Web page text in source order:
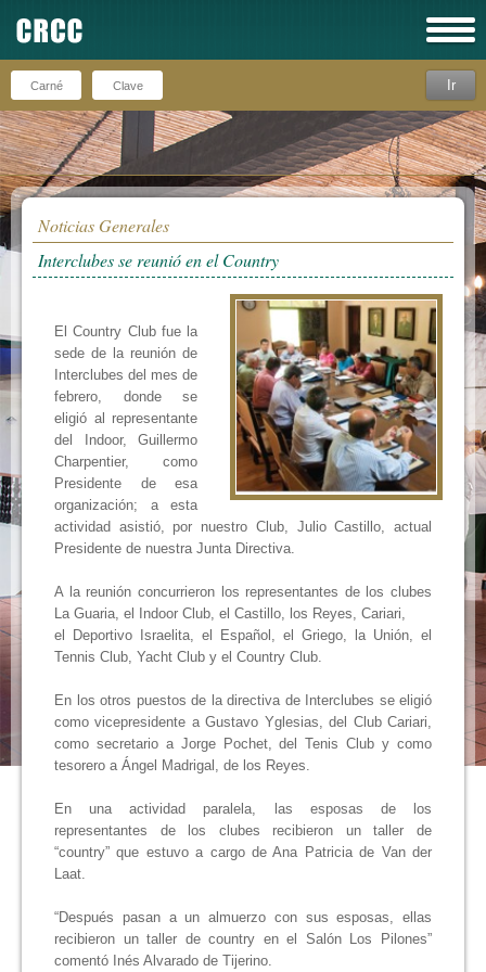
Recuérdeme
Ir
Noticias Generales
Interclubes se reunió en el Country
El Country Club fue la
sede de la reunión de
Interclubes del mes de
febrero, donde se
eligió al representante
del Indoor, Guillermo
Charpentier, como
Presidente de esa
organización; a esta
actividad asistió, por nuestro Club, Julio Castillo, actual
Presidente de nuestra Junta Directiva.
A la reunión concurrieron los representantes de los clubes
La Guaria, el Indoor Club, el Castillo, los Reyes, Cariari,
el Deportivo Israelita, el Español, el Griego, la Unión, el
Tennis Club, Yacht Club y el Country Club.
En los otros puestos de la directiva de Interclubes se eligió
como vicepresidente a Gustavo Yglesias, del Club Cariari,
como secretario a Jorge Pochet, del Tenis Club y como
tesorero a Ángel Madrigal, de los Reyes.
En una actividad paralela, las esposas de los
representantes de los clubes recibieron un taller de
“country” que estuvo a cargo de Ana Patricia de Van der
Laat.
“Después pasan a un almuerzo con sus esposas, ellas
recibieron un taller de country en el Salón Los Pilones”
comentó Inés Alvarado de Tijerino.